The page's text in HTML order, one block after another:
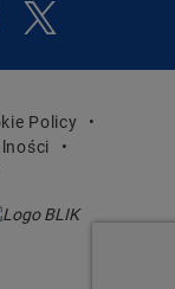
Policy